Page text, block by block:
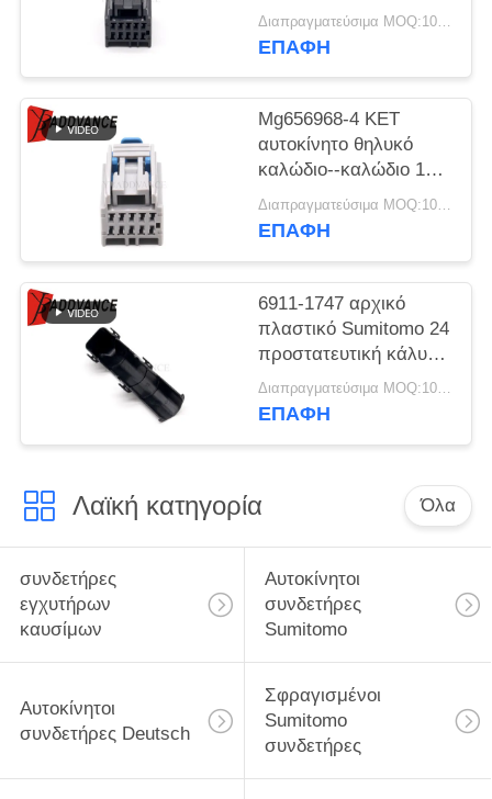
064 σειρών
συνδετήρας
Διαπραγματεύσιμα MOQ:100 ΜΟΝΑΔΕΣ
ΕΠΑΦΉ
Mg656968-4 KET
αυτοκίνητο θηλυκό
καλώδιο--καλώδιο 10
υποδοχών 064 σειρών
συνδετήρας
Διαπραγματεύσιμα MOQ:100 ΜΟΝΑΔΕΣ
ΕΠΑΦΉ
6911-1747 αρχικό
πλαστικό Sumitomo 24
προστατευτική κάλυψη
συνδετήρων
καρφιτσών βαρέων
Διαπραγματεύσιμα MOQ:100 ΜΟΝΑΔΕΣ
ΕΠΑΦΉ
Λαϊκή κατηγορία Όλα
συνδετήρες
εγχυτήρων
καυσίμων
Αυτοκίνητοι
συνδετήρες
Sumitomo
Αυτοκίνητοι
συνδετήρες Deutsch
Σφραγισμένοι
Sumitomo
συνδετήρες